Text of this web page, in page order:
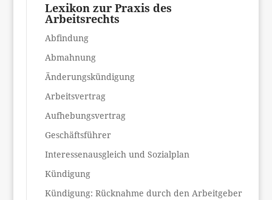
Lexikon zur Praxis des
Arbeitsrechts
Abfindung
Abmahnung
Änderungskündigung
Arbeitsvertrag
Aufhebungsvertrag
Geschäftsführer
Interessenausgleich und Sozialplan
Kündigung
Kündigung: Rücknahme durch den Arbeitgeber